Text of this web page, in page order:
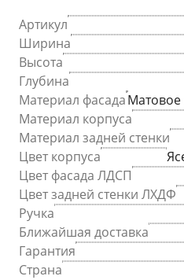
Артикул
Ширина
Высота
Глубина
Материал фасада
Материал корпуса
Материал задней стенки
Цвет корпуса
Цвет фасада ЛДСП
Цвет задней стенки ЛХДФ
Ручка
Ближайшая доставка
Гарантия
Страна